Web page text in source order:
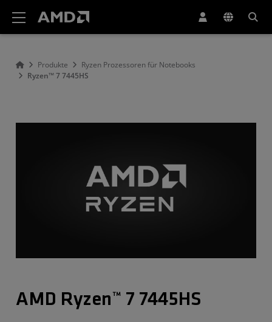
Produkte
Ryzen Prozessoren für Notebooks
Ryzen™ 7 7445HS
AMD Ryzen™ 7 7445HS